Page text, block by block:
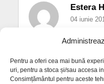
Pentru a oferi cea mai bună
uri, pentru a stoca și/sau accesa
Consimțământul pentru aceste
Estera
04 iunie
Dumnezeu sa le dea
asa o tragedie !